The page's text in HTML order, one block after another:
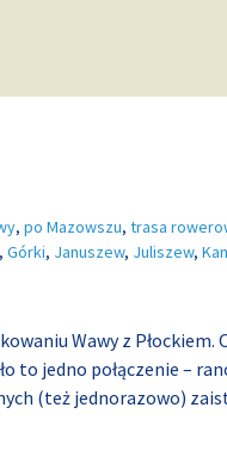
, po Mazowszu, trasa
, Górki, Januszew, Juliszew,
Wawy z Płockiem.
to jedno połączenie –
(też jednorazowo)